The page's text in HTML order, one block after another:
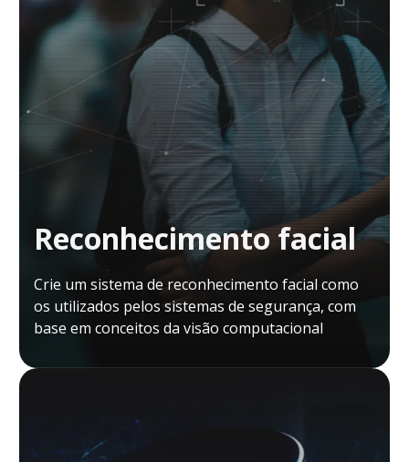
Reconhecimento facial
Crie um sistema de reconhecimento facial como
os utilizados pelos sistemas de segurança, com
base em conceitos da visão computacional